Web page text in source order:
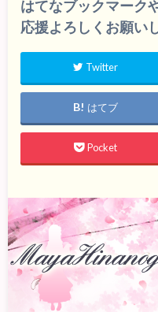
はてなブックマーク
応援よろしくお願い
Twitter
はてブ
Pocket